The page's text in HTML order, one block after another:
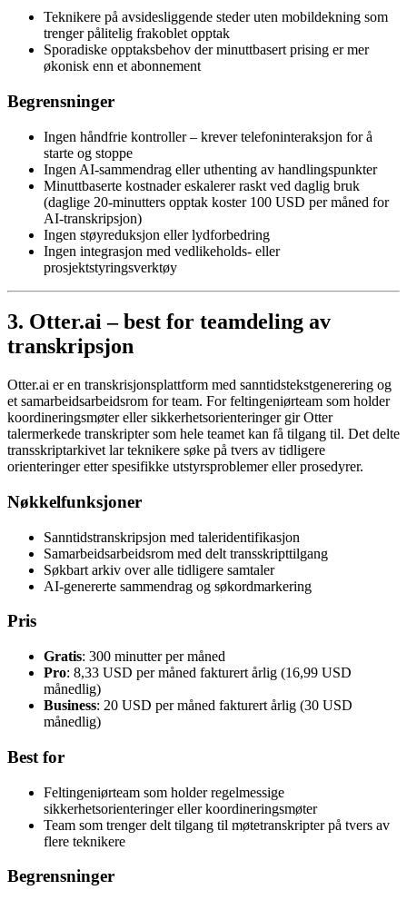
Teknikere på avsidesliggende steder uten mobildekning som
trenger pålitelig frakoblet opptak
Sporadiske opptaksbehov der minuttbasert prising er mer
økonisk enn et abonnement
Begrensninger
Ingen håndfrie kontroller – krever telefoninteraksjon for å
starte og stoppe
Ingen AI-sammendrag eller uthenting av handlingspunkter
Minuttbaserte kostnader eskalerer raskt ved daglig bruk
(daglige 20-minutters opptak koster 100 USD per måned for
AI-transkripsjon)
Ingen støyreduksjon eller lydforbedring
Ingen integrasjon med vedlikeholds- eller
prosjektstyringsverktøy
3. Otter.ai – best for teamdeling av
transkripsjon
Otter.ai er en transkrisjonsplattform med sanntidstekstgenerering og
et samarbeidsarbeidsrom for team. For feltingeniørteam som holder
koordineringsmøter eller sikkerhetsorienteringer gir Otter
talermerkede transkripter som hele teamet kan få tilgang til. Det delte
transskriptarkivet lar teknikere søke på tvers av tidligere
orienteringer etter spesifikke utstyrsproblemer eller prosedyrer.
Nøkkelfunksjoner
Sanntidstranskripsjon med taleridentifikasjon
Samarbeidsarbeidsrom med delt transskripttilgang
Søkbart arkiv over alle tidligere samtaler
AI-genererte sammendrag og søkordmarkering
Pris
Gratis: 300 minutter per måned
Pro: 8,33 USD per måned fakturert årlig (16,99 USD
månedlig)
Business: 20 USD per måned fakturert årlig (30 USD
månedlig)
Best for
Feltingeniørteam som holder regelmessige
sikkerhetsorienteringer eller koordineringsmøter
Team som trenger delt tilgang til møtetranskripter på tvers av
flere teknikere
Begrensninger